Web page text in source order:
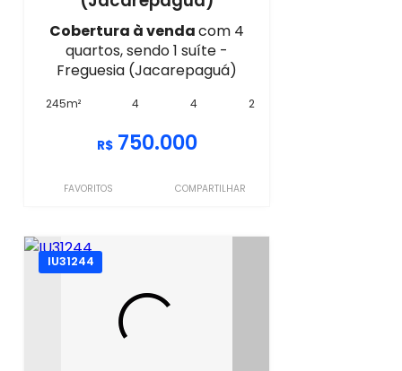
Cobertura à vendacom 4
quartos, sendo 1 suíte -
Freguesia (Jacarepaguá)
245m² 4 4 2
R$ 750.000
FAVORITOS COMPARTILHAR
IU31244